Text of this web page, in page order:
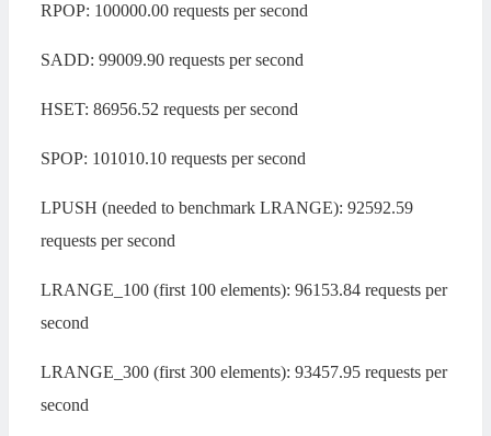
RPOP: 100000.00 requests per second
SADD: 99009.90 requests per second
HSET: 86956.52 requests per second
SPOP: 101010.10 requests per second
LPUSH (needed to benchmark LRANGE): 92592.59
requests per second
LRANGE_100 (first 100 elements): 96153.84 requests per
second
LRANGE_300 (first 300 elements): 93457.95 requests per
second